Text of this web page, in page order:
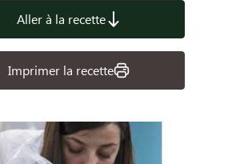
Aller à la recette
Imprimer la recette